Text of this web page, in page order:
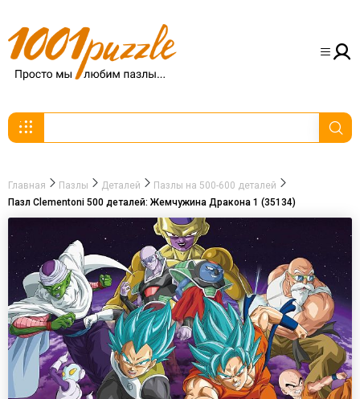
Главная Пазлы Деталей
Пазлы на 500-600 деталей
Пазл Clementoni 500 деталей: Жемчужина Дракона 1 (35134)